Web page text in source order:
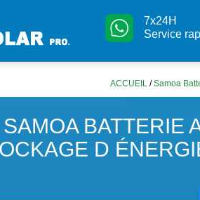
7x24H
Service
ACCUEIL /Samoa
SAMOA BATTERIE
D